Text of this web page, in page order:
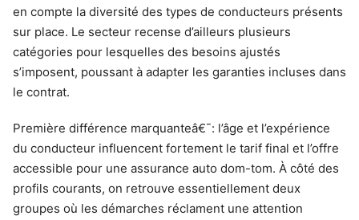
en compte la diversité des types de conducteurs présents
sur place. Le secteur recense d’ailleurs plusieurs
catégories pour lesquelles des besoins ajustés
s’imposent, poussant à adapter les garanties incluses dans
le contrat.
Première différence marquanteâ€¯: l’âge et l’expérience
du conducteur influencent fortement le tarif final et l’offre
accessible pour une assurance auto dom-tom. À côté des
profils courants, on retrouve essentiellement deux
groupes où les démarches réclament une attention